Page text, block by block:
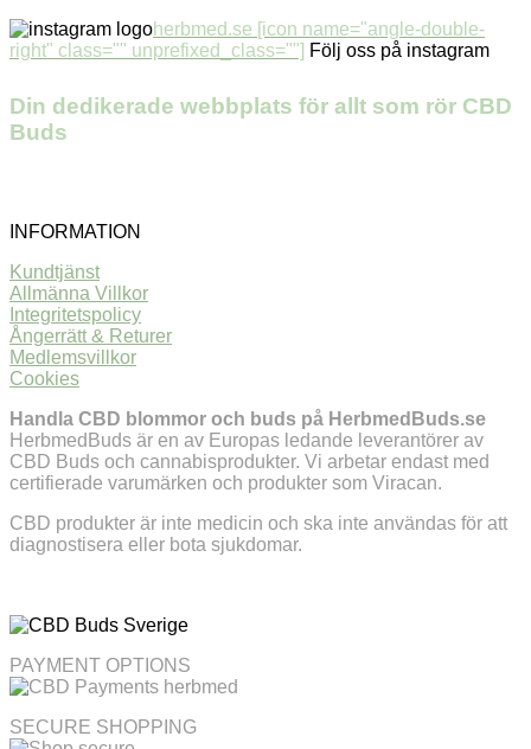
herbmed.se [icon name="angle-double-
right" class="" unprefixed_class=""] Följ oss på instagram
Din dedikerade webbplats för allt som rör CBD
Buds
INFORMATION
Kundtjänst
Allmänna Villkor
Integritetspolicy
Ångerrätt & Returer
Medlemsvillkor
Cookies
Handla CBD blommor och buds på HerbmedBuds.se
HerbmedBuds är en av Europas ledande leverantörer av
CBD Buds och cannabisprodukter. Vi arbetar endast med
certifierade varumärken och produkter som Viracan.
CBD produkter är inte medicin och ska inte användas för att
diagnostisera eller bota sjukdomar.
PAYMENT OPTIONS
SECURE SHOPPING